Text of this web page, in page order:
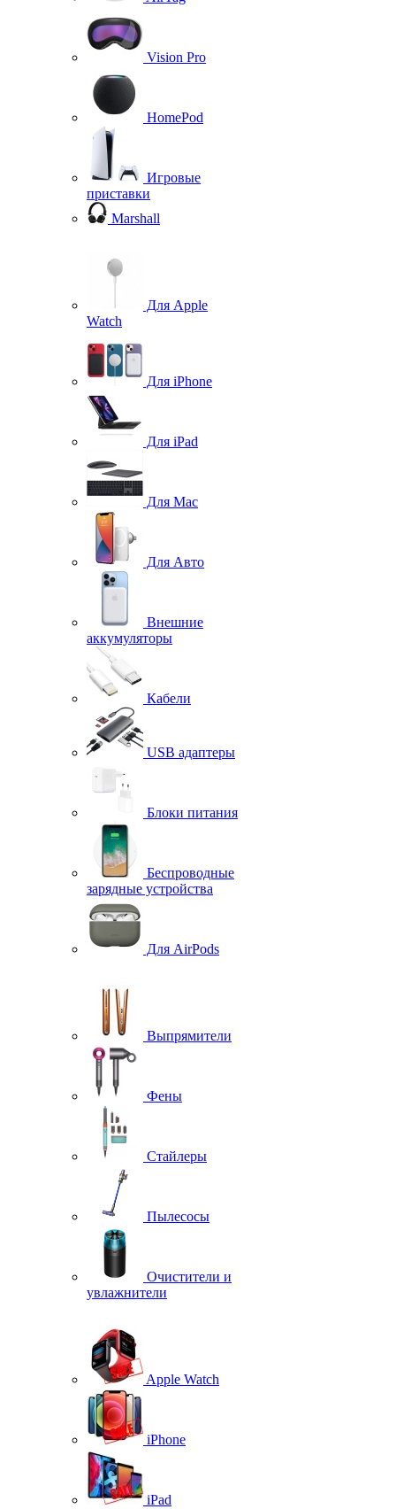
Vision Pro
HomePod
Игровые
приставки
Marshall
Для Apple
Watch
Для iPhone
Для iPad
Для Mac
Для Авто
Внешние
аккумуляторы
Кабели
USB адаптеры
Блоки питания
Беспроводные
зарядные устройства
Для AirPods
Выпрямители
Фены
Стайлеры
Пылесосы
Очистители и
увлажнители
Apple Watch
iPhone
iPad